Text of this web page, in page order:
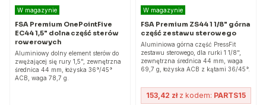
W magazynie
FSA Premium OnePointFive
EC44 1,5" dolna część sterów
rowerowych
Aluminiowy dolny element sterów do
zwężającej się rury 1,5", zewnętrzna
średnica 44 mm, łożyska 36°/45°
ACB, waga 78,7 g.
W magazynie
FSA Premium ZS44 1 1/8" górna
część zestawu sterowego
Aluminiowa górna część PressFit
zestawu sterowego, dla rurki 1 1/8",
zewnętrzna średnica 44 mm, waga
69,7 g, łożyska ACB z kątami 36/45°.
153,42 złz kodem: PARTS15